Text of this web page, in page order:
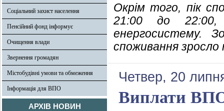
Соціальний захист населення
Пенсійний фонд інформує
Очищення влади
Звернення громадян
Містобудівні умови та обмеження
Інформація для ВПО
АРХІВ НОВИН
Окрім того, пік
21:00 до 22:00,
енергосистему.
споживання зросло
Четвер, 20
Виплати